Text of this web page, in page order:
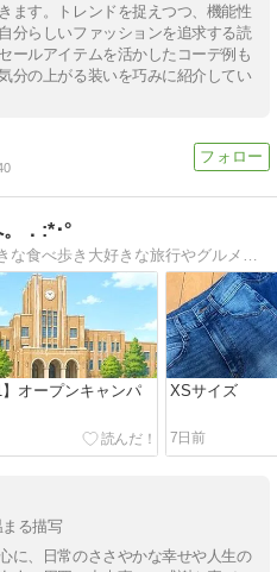
ます。トレンドを捉えつつ、機能性
分らしいファッションを追求する読
ールアイテムを活かしたコーデ例も
分の上がる装いを巧みに紹介してい
．:*･°
娘コガモコの成長日記と大好きな食べ歩き大好きな旅行やグルメ、ファッション、コスメなどもご紹介していきま〜す！
】オープンキャンパ
XSサイズ
7日前
る描写
に、日常のささやかな幸せや人生の